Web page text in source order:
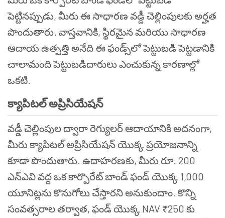
పెట్టినప్పుడు, మీరు ఈ సాధారణ వడ్డీ చెల్లింపులకు అర్హత
పొందుతారు. వాస్తవానికి, స్థిరమైన మరియు సాధారణ
ఆదాయ ఉత్పత్తి అనేది ఈ ఫండ్స్‌లో పెట్టుబడి పెట్టడానికి
చాలామంది పెట్టుబడిదారులు ఎంచుకున్న కారణాల్లో
ఒకటి.
క్యాపిటల్ అప్రిసియేషన్
వడ్డీ చెల్లింపుల ద్వారా రెగ్యులర్ ఆదాయానికి అదనంగా,
మీరు క్యాపిటల్ అప్రిసియేషన్ యొక్క ప్రయోజనాన్ని
కూడా పొందుతారు. ఉదాహరణకు, మీరు రూ. 200
ఎన్ఎవి వద్ద ఒక కార్పొరేట్ బాండ్ ఫండ్ యొక్క 1,000
యూనిట్లను కొనుగోలు చేస్తారని అనుకుందాం. కొన్ని
సంవత్సరాల తర్వాత, ఫండ్ యొక్క NAV ₹250 కు